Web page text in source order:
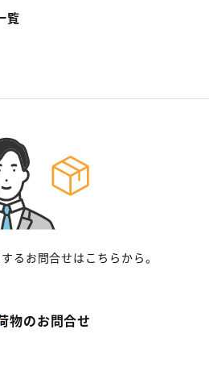
覧
るお問合せはこちらから。
物のお問合せ